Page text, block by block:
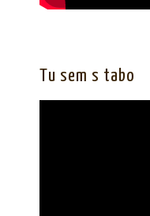
Tu sem s tabo